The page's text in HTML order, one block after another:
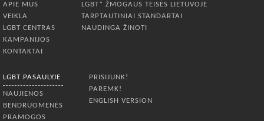
APIE MUS
VEIKLA
LGBT CENTRAS
KAMPANIJOS
KONTAKTAI
LGBT* ŽMOGAUS TEISĖS LIETUVOJE
TARPTAUTINIAI STANDARTAI
NAUDINGA ŽINOTI
LGBT PASAULYJE
NAUJIENOS
BENDRUOMENĖS
PRAMOGOS
PRISIJUNK!
PAREMK!
ENGLISH VERSION